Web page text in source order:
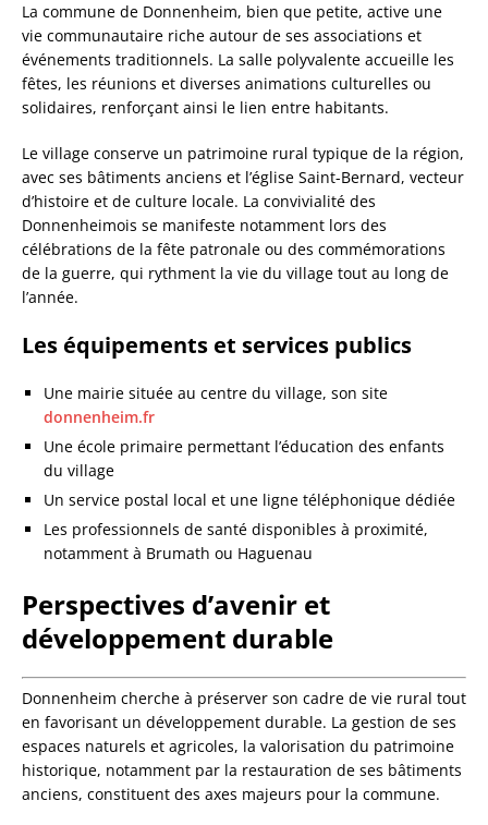
La commune de Donnenheim, bien que petite, active une
vie communautaire riche autour de ses associations et
événements traditionnels. La salle polyvalente accueille les
fêtes, les réunions et diverses animations culturelles ou
solidaires, renforçant ainsi le lien entre habitants.
Le village conserve un patrimoine rural typique de la région,
avec ses bâtiments anciens et l’église Saint-Bernard, vecteur
d’histoire et de culture locale. La convivialité des
Donnenheimois se manifeste notamment lors des
célébrations de la fête patronale ou des commémorations
de la guerre, qui rythment la vie du village tout au long de
l’année.
Les équipements et services publics
Une mairie située au centre du village, son site
donnenheim.fr
Une école primaire permettant l’éducation des enfants
du village
Un service postal local et une ligne téléphonique dédiée
Les professionnels de santé disponibles à proximité,
notamment à Brumath ou Haguenau
Perspectives d’avenir et
développement durable
Donnenheim cherche à préserver son cadre de vie rural tout
en favorisant un développement durable. La gestion de ses
espaces naturels et agricoles, la valorisation du patrimoine
historique, notamment par la restauration de ses bâtiments
anciens, constituent des axes majeurs pour la commune.